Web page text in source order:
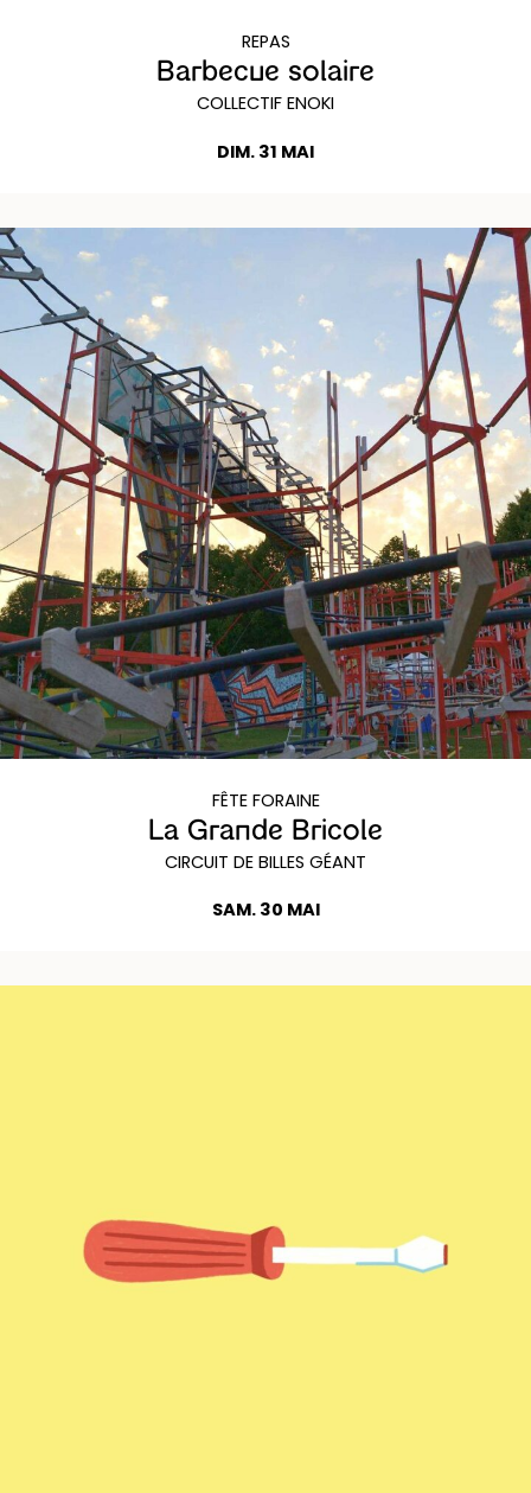
REPAS
Barbecue solaire
COLLECTIF ENOKI
DIM. 31 MAI
FÊTE FORAINE
La Grande Bricole
CIRCUIT DE BILLES GÉANT
SAM. 30 MAI